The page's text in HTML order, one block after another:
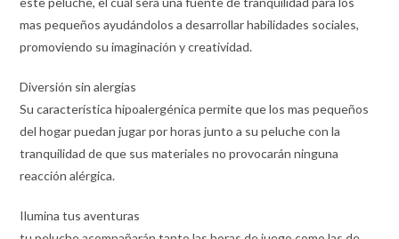
mas pequeños ayudándolos a desarrollar habilidades sociales,
promoviendo su imaginación y creatividad.
Diversión sin alergias
Su característica hipoalergénica permite que los mas pequeños
del hogar puedan jugar por horas junto a su peluche con la
tranquilidad de que sus materiales no provocarán ninguna
reacción alérgica.
Ilumina tus aventuras